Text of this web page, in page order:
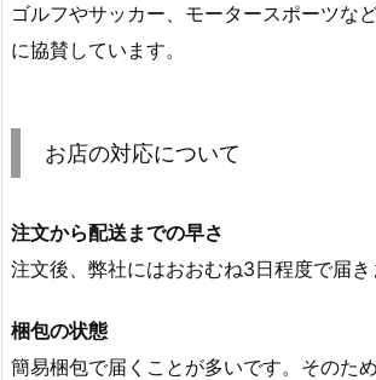
ゴルフやサッカー、モータースポーツな
に協賛しています。
お店の対応について
注文から配送までの早さ
注文後、弊社にはおおむね3日程度で届き
梱包の状態
簡易梱包で届くことが多いです。そのた